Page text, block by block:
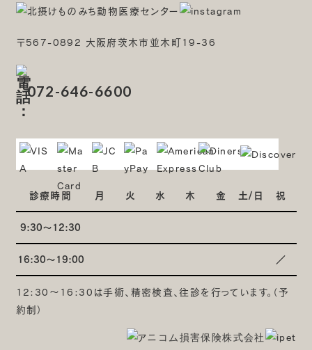
〒567-0892 大阪府茨木市並木町19-36
072-646-6600
診療時間 月 火 水 木 金 土/日 祝
9:30～12:30
16:30～19:00 ／
12:30～16:30は手術、精密検査、往診を行っています。（予
約制）